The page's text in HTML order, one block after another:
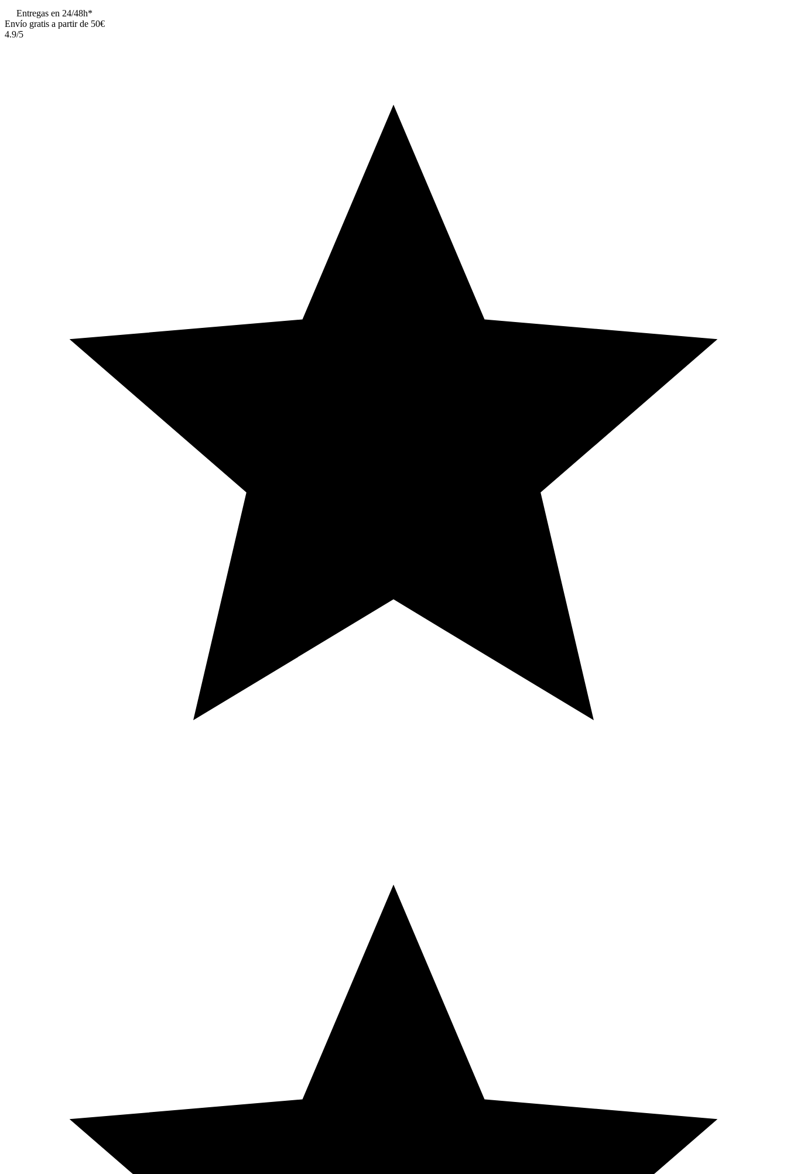
Entregas en 24/48h*
Envío gratis a partir de 50€
4.9/5